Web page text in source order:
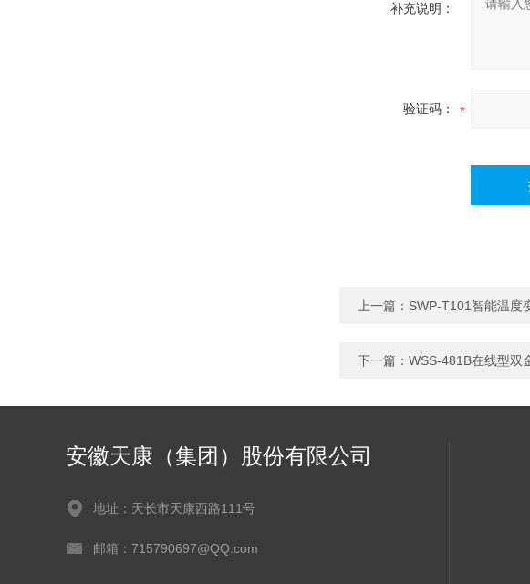
补充说明：
验证码：
上一篇： SWP-T101智能温度
下一篇： WSS-481B在线型双
安徽天康（集团）股份有限公司
地址：天长市天康西路111号
邮箱：715790697@QQ.com